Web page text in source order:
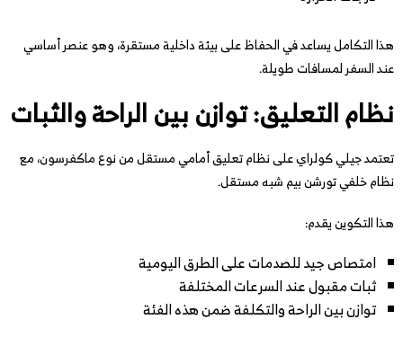
هذا التكامل يساعد في الحفاظ على بيئة داخلية مستقرة، وهو عنصر أساسي
عند السفر لمسافات طويلة.
نظام التعليق: توازن بين الراحة والثبات
تعتمد جيلي كولراي على نظام تعليق أمامي مستقل من نوع ماكفرسون، مع
نظام خلفي تورشن بيم شبه مستقل.
هذا التكوين يقدم:
امتصاص جيد للصدمات على الطرق اليومية
ثبات مقبول عند السرعات المختلفة
توازن بين الراحة والتكلفة ضمن هذه الفئة